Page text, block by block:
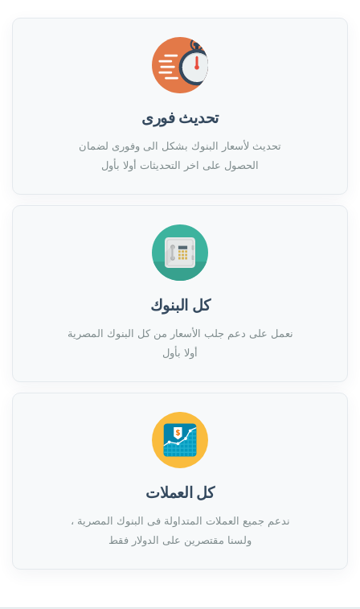
تحديث فورى
تحديث لأسعار البنوك بشكل الى وفورى لضمان
الحصول على اخر التحديثات أولا بأول
كل البنوك
نعمل على دعم جلب الأسعار من كل البنوك المصرية
أولا بأول
كل العملات
ندعم جميع العملات المتداولة فى البنوك المصرية ،
ولسنا مقتصرين على الدولار فقط